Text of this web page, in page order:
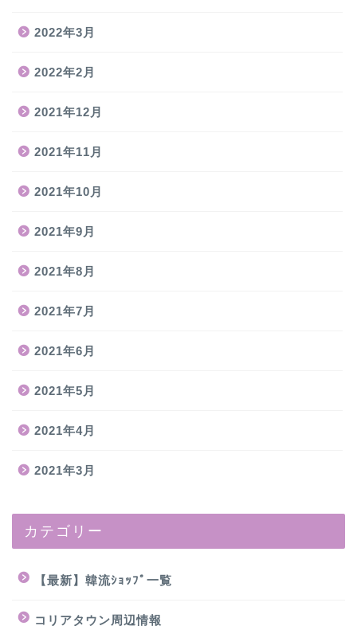
2022年3月
2022年2月
2021年12月
2021年11月
2021年10月
2021年9月
2021年8月
2021年7月
2021年6月
2021年5月
2021年4月
2021年3月
カテゴリー
【最新】韓流ｼｮｯﾌﾟ一覧
コリアタウン周辺情報